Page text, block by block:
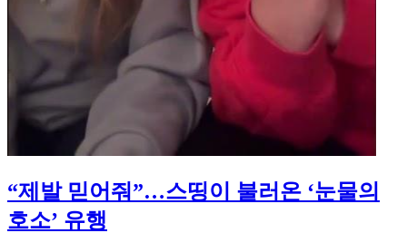
“제발 믿어줘”…스띵이 불러온 ‘눈물의
호소’ 유행